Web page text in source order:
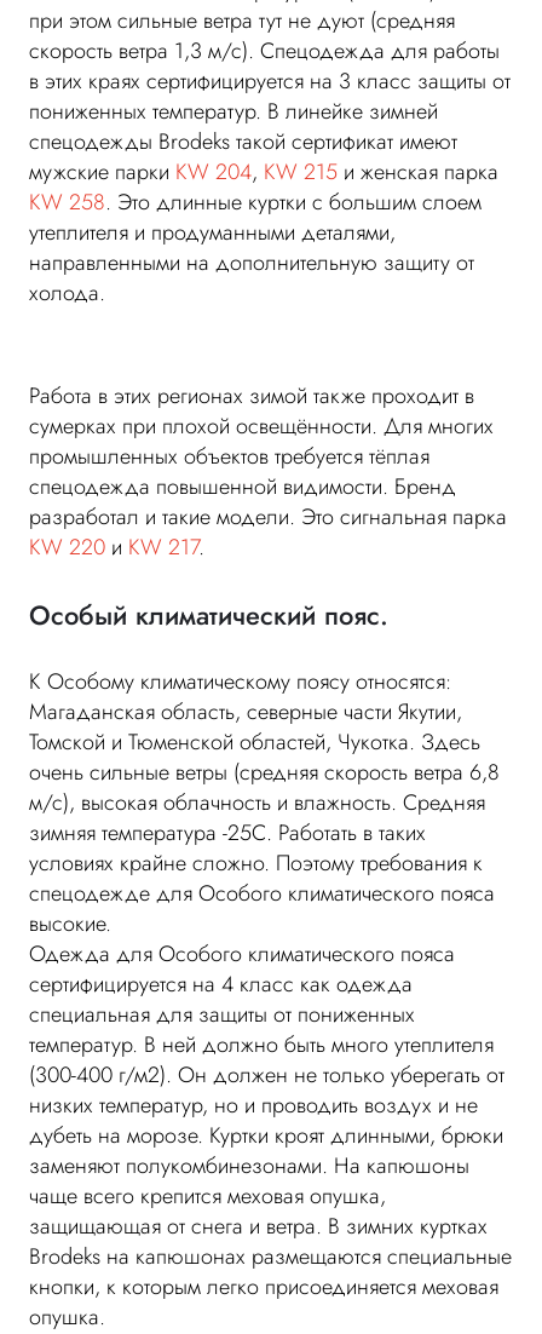
при этом сильные ветра тут не дуют (средняя
скорость ветра 1,3 м/с). Спецодежда для работы
в этих краях сертифицируется на 3 класс защиты от
пониженных температур. В линейке зимней
спецодежды Brodeks такой сертификат имеют
мужские парки KW 204, KW 215 и женская парка
KW 258. Это длинные куртки с большим слоем
утеплителя и продуманными деталями,
направленными на дополнительную защиту от
холода.
Работа в этих регионах зимой также проходит в
сумерках при плохой освещённости. Для многих
промышленных объектов требуется тёплая
спецодежда повышенной видимости. Бренд
разработал и такие модели. Это сигнальная парка
KW 220 и KW 217.
Особый климатический пояс.
К Особому климатическому поясу относятся:
Магаданская область, северные части Якутии,
Томской и Тюменской областей, Чукотка. Здесь
очень сильные ветры (средняя скорость ветра 6,8
м/с), высокая облачность и влажность. Средняя
зимняя температура -25С. Работать в таких
условиях крайне сложно. Поэтому требования к
спецодежде для Особого климатического пояса
высокие.
Одежда для Особого климатического пояса
сертифицируется на 4 класс как одежда
специальная для защиты от пониженных
температур. В ней должно быть много утеплителя
(300-400 г/м2). Он должен не только уберегать от
низких температур, но и проводить воздух и не
дубеть на морозе. Куртки кроят длинными, брюки
заменяют полукомбинезонами. На капюшоны
чаще всего крепится меховая опушка,
защищающая от снега и ветра. В зимних куртках
Brodeks на капюшонах размещаются специальные
кнопки, к которым легко присоединяется меховая
опушка.